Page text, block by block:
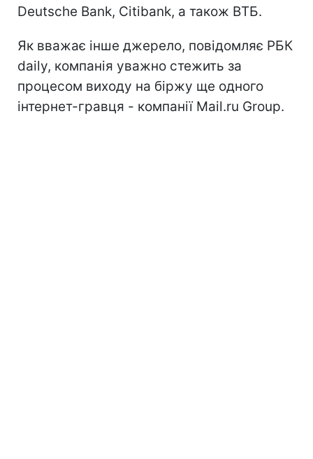
Deutsche Bank, Citibank, а також ВТБ.
Як вважає інше джерело, повідомляє РБК
daily, компанія уважно стежить за
процесом виходу на біржу ще одного
інтернет-гравця - компанії Mail.ru Group.